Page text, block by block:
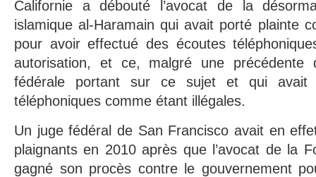
Californie a débouté l’avocat de la
islamique al-Haramain qui avait porté plainte
pour avoir effectué des écoutes
autorisation, et ce, malgré une précédente
fédérale portant sur ce sujet et qui avait
téléphoniques comme étant illégales.
Un juge fédéral de San Francisco avait en
plaignants en 2010 après que l’avocat de la
gagné son procès contre le gouvernement